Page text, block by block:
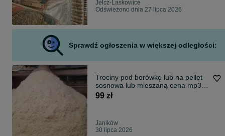
Jelcz-Laskowice
Odświeżono dnia 27 lipca 2026
Sprawdź ogłoszenia w większej odległości:
Trociny pod borówkę lub na pellet
sosnowa lub mieszaną cena mp3
50zl
99 zł
Janików
30 lipca 2026